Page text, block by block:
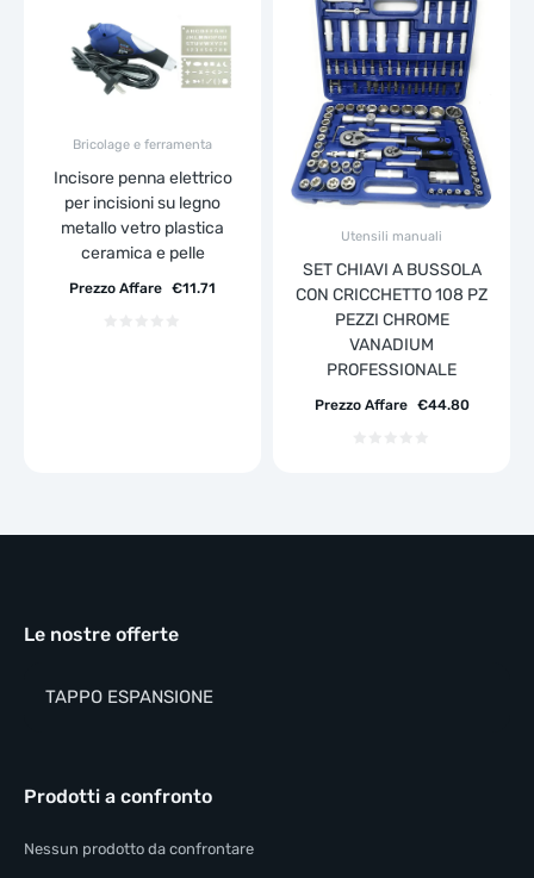
Bricolage e ferramenta
Incisore penna elettrico
per incisioni su legno
metallo vetro plastica
ceramica e pelle
€11.71
Prezzo Affare
Utensili manuali
SET CHIAVI A BUSSOLA
CON CRICCHETTO 108 PZ
PEZZI CHROME
VANADIUM
PROFESSIONALE
€44.80
Prezzo Affare
Le nostre offerte
TAPPO ESPANSIONE
Prodotti a confronto
Nessun prodotto da confrontare